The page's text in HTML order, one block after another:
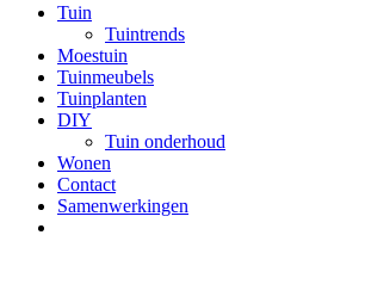
Tuin
Tuintrends
Moestuin
Tuinmeubels
Tuinplanten
DIY
Tuin onderhoud
Wonen
Contact
Samenwerkingen